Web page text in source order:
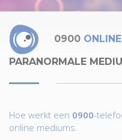
0900
PARANORMALE
Hoe werkt een 0900-
online mediums.